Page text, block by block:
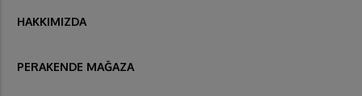
HAKKIMIZDA
PERAKENDE MAĞAZA